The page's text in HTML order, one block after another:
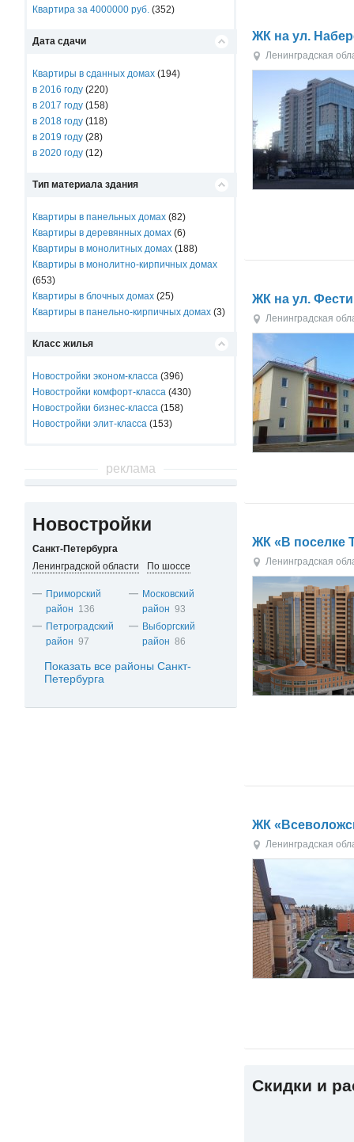
Квартира за 4000000 руб. (352)
Дата сдачи
Квартиры в сданных домах (194)
в 2016 году (220)
в 2017 году (158)
в 2018 году (118)
в 2019 году (28)
в 2020 году (12)
Тип материала здания
Квартиры в панельных домах (82)
Квартиры в деревянных домах (6)
Квартиры в монолитных домах (188)
Квартиры в монолитно-кирпичных домах
(653)
Квартиры в блочных домах (25)
Квартиры в панельно-кирпичных домах (3)
Класс жилья
Новостройки эконом-класса (396)
Новостройки комфорт-класса (430)
Новостройки бизнес-класса (158)
Новостройки элит-класса (153)
реклама
Новостройки
Санкт-Петербурга
Ленинградской области
По шоссе
Приморский
район 136
Петроградский
район 97
Московский
район 93
Выборгский
район 86
Показать все районы Санкт-
Петербурга
ЖК на ул.
Ленинградская
ЖК на ул.
Ленинградская
ЖК «В поселке
Ленинградская
ЖК
Ленинградская
Скидки и